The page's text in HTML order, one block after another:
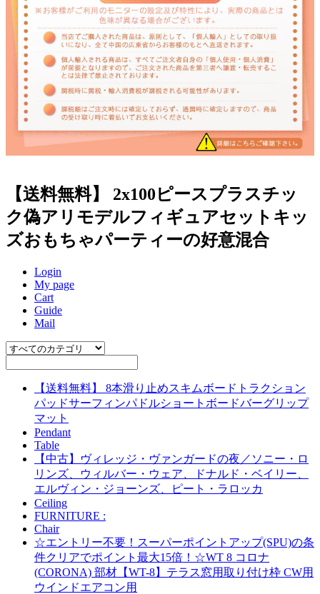
【送料無料】 2x100ピースプラスチッ
ク偽アリモデルフィギュアセットキッ
ズおもちゃパーティーの好意混合
Login
My page
Cart
Guide
Mail
【送料無料】 8本滑り止めスキムボードトラクション
パッドサーフィンパドルショートボードバーグリップ
マット
Pendant
Table
【中古】ヴィレッジ・ヴァンガードの夜／ソニー・ロ
リンズ、ウィルバー・ウェア、ドナルド・ベイリー、
エルヴィン・ジョーンズ、ピート・ラロッカ
Ceiling
FURNITURE :
Chair
☆エントリー不要！スーパーポイントアップ(SPU)の条
件クリアでポイント最大15倍！☆WT 8 コロナ
(CORONA) 部材【WT-8】テラス窓用取り付け枠 CW用
ウインドエアコン用